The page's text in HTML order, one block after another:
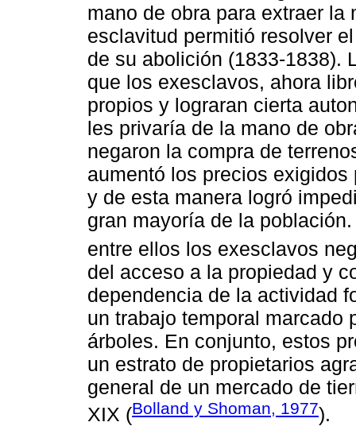
mano de obra para extraer la
esclavitud permitió resolver
de su abolición (1833-1838).
que los exesclavos, ahora
propios y lograran cierta
les privaría de la mano de
negaron la compra de
aumentó los precios
y de esta manera logró
gran mayoría de la
entre ellos los exesclavos
del acceso a la propiedad y
dependencia de la actividad
un trabajo temporal marcado
árboles. En conjunto, estos
un estrato de propietarios
general de un mercado de
XIX (Bolland y Shoman, 1977).